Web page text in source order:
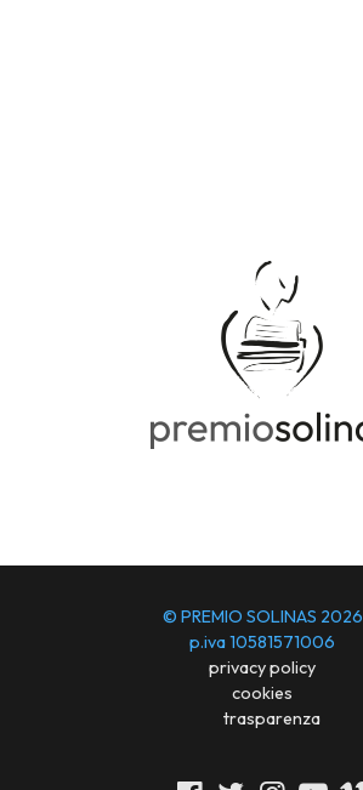
© PREMIO SOLINAS 2026
p.iva 10581571006
privacy policy
cookies
trasparenza